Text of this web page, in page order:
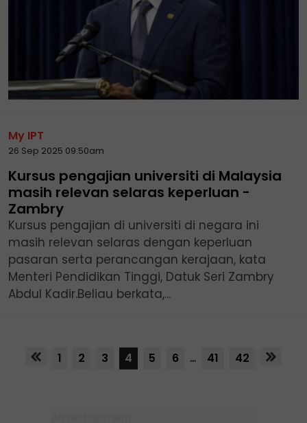
My IPT
26 Sep 2025 09:50am
Kursus pengajian universiti di Malaysia
masih relevan selaras keperluan -
Zambry
Kursus pengajian di universiti di negara ini
masih relevan selaras dengan keperluan
pasaran serta perancangan kerajaan, kata
Menteri Pendidikan Tinggi, Datuk Seri Zambry
Abdul Kadir.Beliau berkata,...
1 2 3 4 5 6 ... 41 42